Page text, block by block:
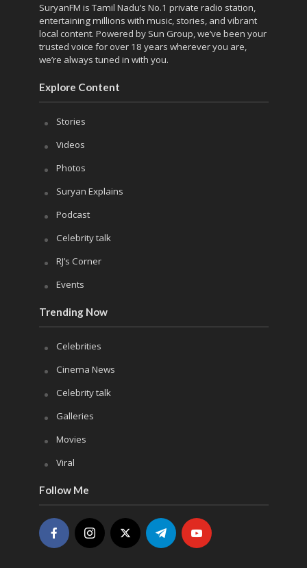
SuryanFM is Tamil Nadu’s No.1 private radio station,
entertaining millions with music, stories, and vibrant
local content. Powered by Sun Group, we’ve been your
trusted voice for over 18 years wherever you are,
we’re always tuned in with you.
Explore Content
Stories
Videos
Photos
Suryan Explains
Podcast
Celebrity talk
RJ’s Corner
Events
Trending Now
Celebrities
Cinema News
Celebrity talk
Galleries
Movies
Viral
Follow Me